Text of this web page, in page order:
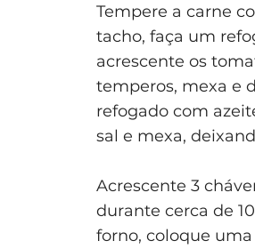
Tempere a carne
tacho, faça um
acrescente os
temperos, mexa e
refogado com
sal e mexa,
Acrescente 3
durante cerca de
forno, coloque